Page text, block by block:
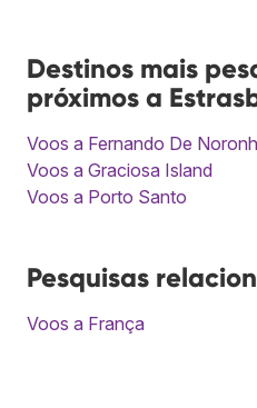
Destinos mais
próximos a
Voos a Fernando De
Voos a Graciosa Island
Voos a Porto Santo
Pesquisas
Voos a França